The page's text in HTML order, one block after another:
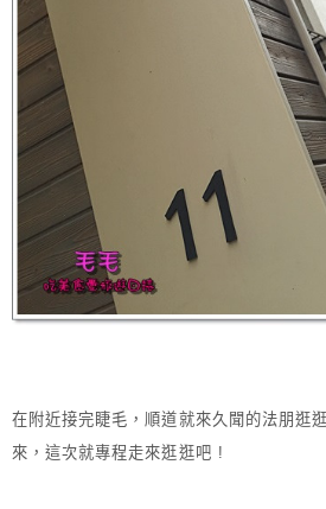
在附近接完睫毛，順道就來久聞的法朋逛
來，這次就專程走來逛逛吧 !